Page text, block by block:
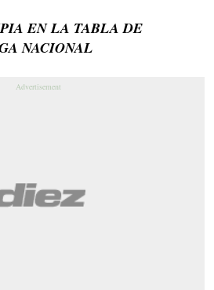
EN LA TABLA DE
NACIONAL